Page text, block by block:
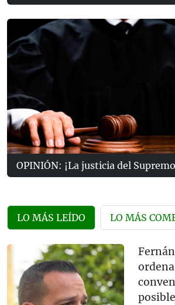
OPINIÓN: ¡La justicia del
LO MÁS LEÍDO LO MÁS